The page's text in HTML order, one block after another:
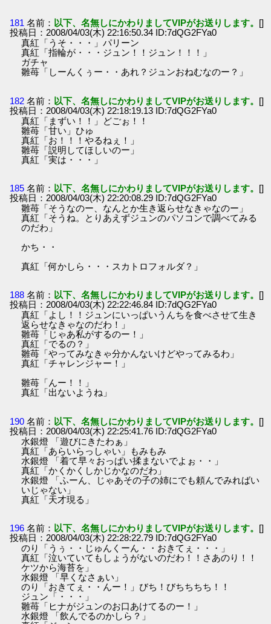
181 名前： 以下、名無しにかわりましてVIPがお送りします。 []
投稿日：2008/04/03(木) 22:16:50.34 ID:7dQG2FYa0
真紅「うそ・・・」パリーン
真紅「指輪が・・・ジュン！！ジュン！！！」
ガチャ
雛苺「しーんくぅー・・あれ？ジュンおねむなのー？」
182 名前： 以下、名無しにかわりましてVIPがお送りします。 []
投稿日：2008/04/03(木) 22:18:19.13 ID:7dQG2FYa0
真紅「まずい！！」どごぉ！！
雛苺「甘い」ひゅ
真紅「お！！！やるねぇ！」
雛苺「説明してほしいのー」
真紅「実は・・・」
185 名前： 以下、名無しにかわりましてVIPがお送りします。 []
投稿日：2008/04/03(木) 22:20:08.29 ID:7dQG2FYa0
雛苺「そうなのー、なんとか生き返らせなきゃなのー」
真紅「そうね。とりあえずジュンのパソコンで調べてみる
のだわ」
かち・・
真紅「何かしら・・・スカトロフォルダ？」
188 名前： 以下、名無しにかわりましてVIPがお送りします。 []
投稿日：2008/04/03(木) 22:22:46.84 ID:7dQG2FYa0
真紅「よし！！ジュンにいっぱいうんちを食べさせて生き
返らせなきゃなのだわ！」
雛苺「じゃあ私がするのー！」
真紅「でるの？」
雛苺「やってみなきゃ分かんないけどやってみるわ」
真紅「チャレンジャー！」
雛苺「んー！！」
真紅「出ないようね」
190 名前： 以下、名無しにかわりましてVIPがお送りします。 []
投稿日：2008/04/03(木) 22:25:41.76 ID:7dQG2FYa0
水銀燈 「遊びにきたわぁ」
真紅「あらいらっしゃい」もみもみ
水銀燈 「着て早々おっぱい揉まないでよぉ・・」
真紅「かくかくしかじかなのだわ」
水銀燈 「ふーん、じゃあその子の姉にでも頼んでみればい
いじゃない」
真紅「天才現る」
196 名前： 以下、名無しにかわりましてVIPがお送りします。 []
投稿日：2008/04/03(木) 22:28:22.79 ID:7dQG2FYa0
のり「うぅ・・じゅんくーん・・おきてぇ・・・」
真紅「泣いていてもしょうがないのだわ！！さあのり！！
ケツから海苔を」
水銀燈 「早くなさぁい」
のり「おきてぇ・・んー！」びち！びちちちち！！
ジュン「・・・」
雛苺「ヒナがジュンのお口あけてるのー！」
水銀燈 「飲んでるのかしら？」